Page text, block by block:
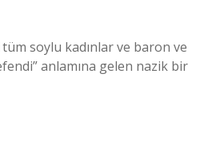
soylu kadınlar ve baron ve
anlamına gelen nazik bir